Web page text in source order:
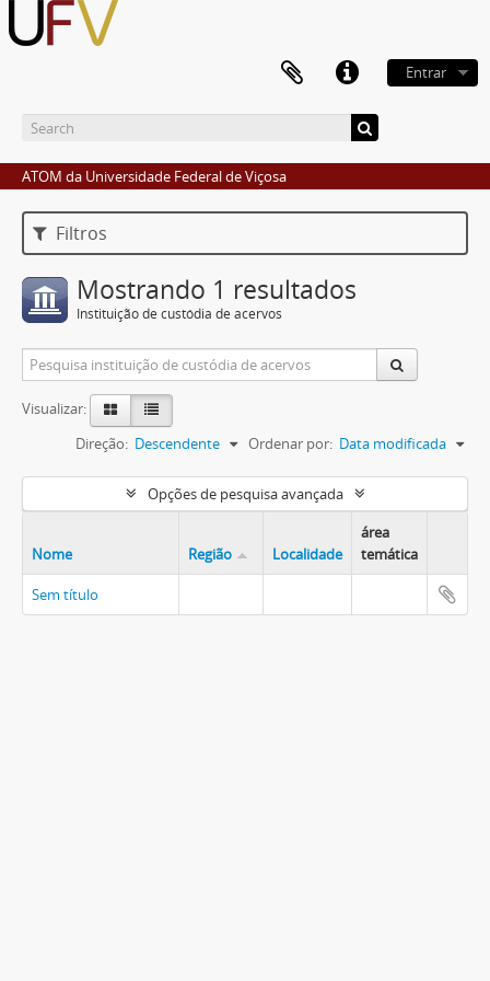
Entrar
ATOM da Universidade Federal de Viçosa
Filtros
Mostrando 1 resultados
Instituição de custódia de acervos
Visualizar:
Ordenar por: Data modificada
Direção: Descendente
Opções de pesquisa avançada
Nome Região Localidade
área
temática
Sem título